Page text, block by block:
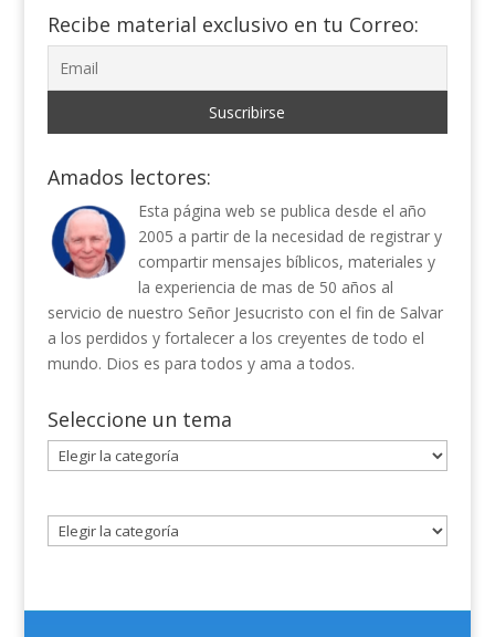
Recibe material exclusivo en tu Correo:
Amados lectores:
Esta página web se publica desde el año
2005 a partir de la necesidad de registrar y
compartir mensajes bíblicos, materiales y
la experiencia de mas de 50 años al
servicio de nuestro Señor Jesucristo con el fin de Salvar
a los perdidos y fortalecer a los creyentes de todo el
mundo. Dios es para todos y ama a todos.
Seleccione un tema
Seleccione
un